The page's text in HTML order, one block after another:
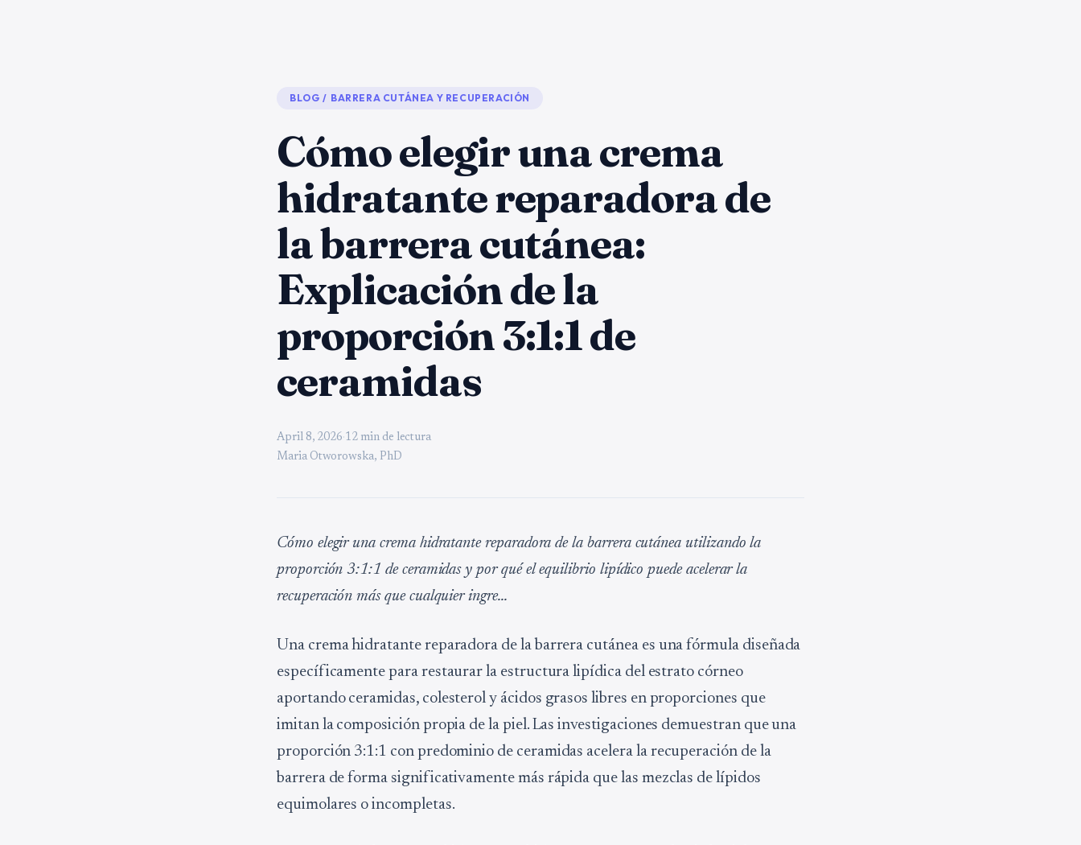
BLOG / BARRERA CUTÁNEA Y RECUPERACIÓN
Cómo elegir una crema
hidratante reparadora de
la barrera cutánea:
Explicación de la
proporción 3:1:1 de
ceramidas
April 8, 2026· 12 min de lectura
Maria Otworowska, PhD
Cómo elegir una crema hidratante reparadora de la barrera cutánea utilizando la
proporción 3:1:1 de ceramidas y por qué el equilibrio lipídico puede acelerar la
recuperación más que cualquier ingre...
Una crema hidratante reparadora de la barrera cutánea es una fórmula diseñada
específicamente para restaurar la estructura lipídica del estrato córneo
aportando ceramidas, colesterol y ácidos grasos libres en proporciones que
imitan la composición propia de la piel. Las investigaciones demuestran que una
proporción 3:1:1 con predominio de ceramidas acelera la recuperación de la
barrera de forma significativamente más rápida que las mezclas de lípidos
equimolares o incompletas.